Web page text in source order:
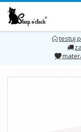
testuj
Przejdź
do
treści